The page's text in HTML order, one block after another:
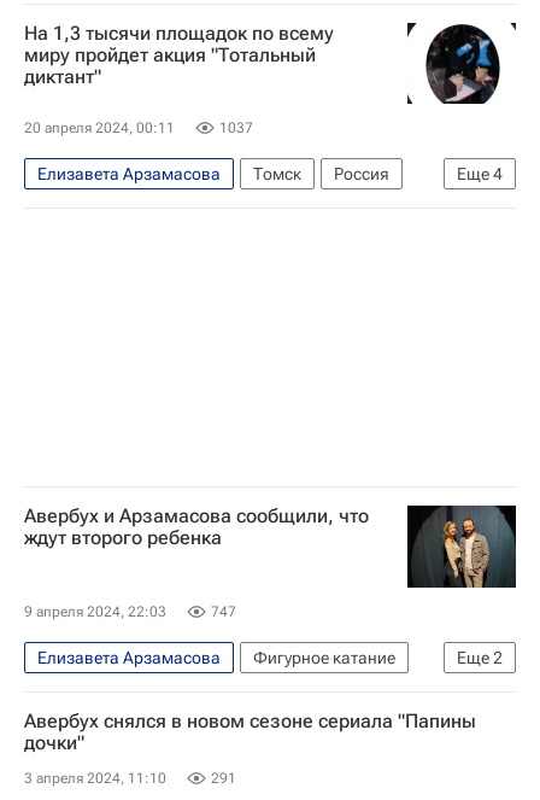
Анна Матвеева
Михаил Боярский
Андрей Ургант
Тотальный диктант
На 1,3 тысячи площадок по всему
миру пройдет акция "Тотальный
диктант"
20 апреля 2024, 00:11 1037
Еще4
Елизавета Арзамасова Томск
Россия
Абхазия
Андрей Ургант
Михаил Боярский
Авербух и Арзамасова сообщили, что
ждут второго ребенка
9 апреля 2024, 22:03 747
Еще2
Елизавета Арзамасова
Фигурное катание
Илья Авербух
Вокруг спорта
Авербух снялся в новом сезоне сериала "Папины
дочки"
3 апреля 2024, 11:10 291